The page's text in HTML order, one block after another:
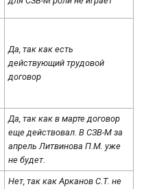
Да, так как есть
действующий трудовой
договор
Да, так как в марте договор
еще действовал. В СЗВ-М за
апрель Литвинова П.М. уже
не будет.
Нет, так как Арканов С.Т. не